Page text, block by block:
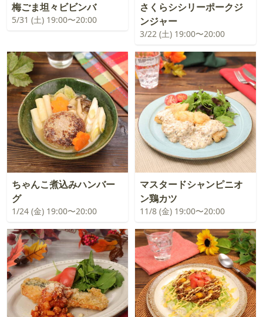
梅ごま坦々ビビンバ
5/31 (土) 19:00〜20:00
さくらシシリーポークジ
ンジャー
3/22 (土) 19:00〜20:00
ちゃんこ煮込みハンバー
グ
1/24 (金) 19:00〜20:00
マスタードシャンピニオ
ン鶏カツ
11/8 (金) 19:00〜20:00